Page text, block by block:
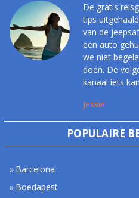
De gratis
tips
van de
een auto
we niet
doen. De
kanaal iets
Jessie
POPULAIRE
Barcelona
Boedapest